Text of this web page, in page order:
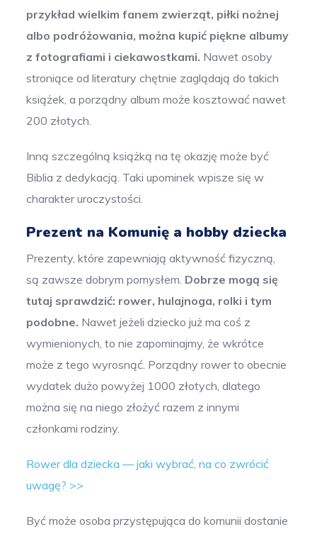
przykład wielkim fanem zwierząt, piłki nożnej
albo podróżowania, można kupić piękne albumy
z fotografiami i ciekawostkami. Nawet osoby
stroniące od literatury chętnie zaglądają do takich
książek, a porządny album może kosztować nawet
200 złotych.
Inną szczególną książką na tę okazję może być
Biblia z dedykacją. Taki upominek wpisze się w
charakter uroczystości.
Prezent na Komunię a hobby dziecka
Prezenty, które zapewniają aktywność fizyczną,
są zawsze dobrym pomysłem. Dobrze mogą się
tutaj sprawdzić: rower, hulajnoga, rolki i tym
podobne. Nawet jeżeli dziecko już ma coś z
wymienionych, to nie zapominajmy, że wkrótce
może z tego wyrosnąć. Porządny rower to obecnie
wydatek dużo powyżej 1000 złotych, dlatego
można się na niego złożyć razem z innymi
członkami rodziny.
Rower dla dziecka — jaki wybrać, na co zwrócić
uwagę? >>
Być może osoba przystępująca do komunii dostanie